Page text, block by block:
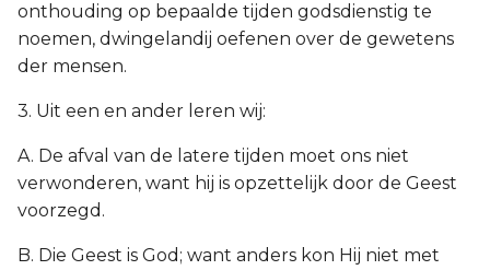
onthouding op bepaalde tijden godsdienstig te
noemen, dwingelandij oefenen over de gewetens
der mensen.
3. Uit een en ander leren wij:
A. De afval van de latere tijden moet ons niet
verwonderen, want hij is opzettelijk door de Geest
voorzegd.
B. Die Geest is God; want anders kon Hij niet met